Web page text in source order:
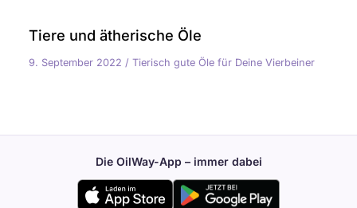
Tiere und ätherische Öle
9. September 2022/Tierisch gute Öle für Deine Vierbeiner
Die OilWay-App – immer dabei